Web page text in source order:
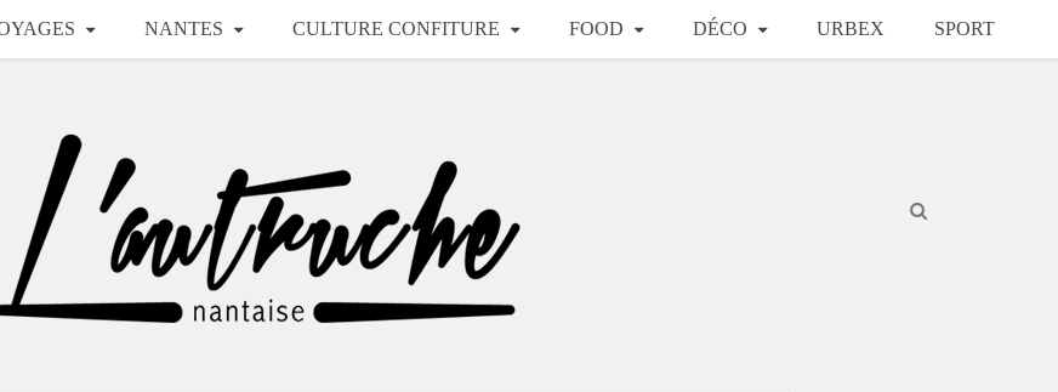
NANTES CULTURE CONFITURE FOOD DÉCO URBEX SPORT